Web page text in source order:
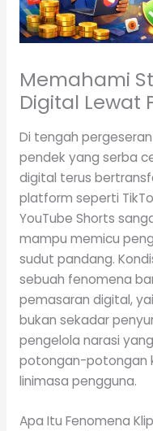
Memahami
Digital Lewat
Di tengah
pendek yang serba
digital terus
platform seperti
YouTube Shorts
mampu memicu
sudut pandang.
sebuah fenomena
pemasaran digital,
bukan sekadar
pengelola narasi
potongan-potongan
linimasa pengguna.
Apa Itu Fenomena